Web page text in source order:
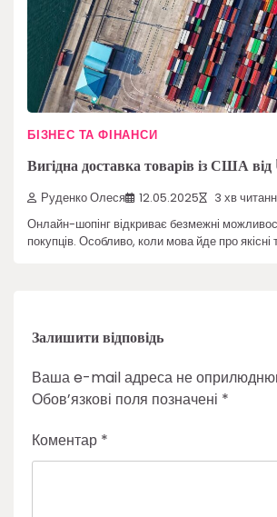
БІЗНЕС ТА ФІНАНСИ
Вигідна доставка товарів із США
Руденко Олеся 12.05.2025 3 хв
Онлайн-шопінг відкриває безмежні
покупців. Особливо, коли мова йде про якісні
Залишити відповідь
Ваша e-mail адреса не
Обов’язкові поля позначені *
Коментар *